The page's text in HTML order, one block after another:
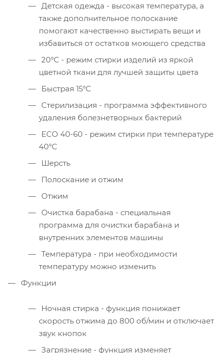
Детская одежда - высокая температура, а
также дополнительное полоскание
помогают качественно выстирать вещи и
избавиться от остатков моющего средства
20°C - режим стирки изделий из яркой
цветной ткани для лучшей защиты цвета
Быстрая 15°C
Стерилизация - программа эффективного
удаления болезнетворных бактерий
ECO 40-60 - режим стирки при температуре
40°C
Шерсть
Полоскание и отжим
Отжим
Очистка барабана - специальная
программа для очистки барабана и
внутренних элементов машины
Температура - при необходимости
температуру можно изменить
Функции
Ночная стирка - функция понижает
скорость отжима до 800 об/мин и отключает
звук кнопок
Загрязнение - функция изменяет